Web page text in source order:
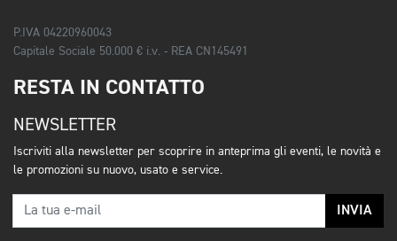
P.IVA 04220960043
Capitale Sociale 50.000 € i.v. - REA CN145491
RESTA IN CONTATTO
NEWSLETTER
Iscriviti alla newsletter per scoprire in anteprima gli eventi, le novità e
le promozioni su nuovo, usato e service.
INVIA